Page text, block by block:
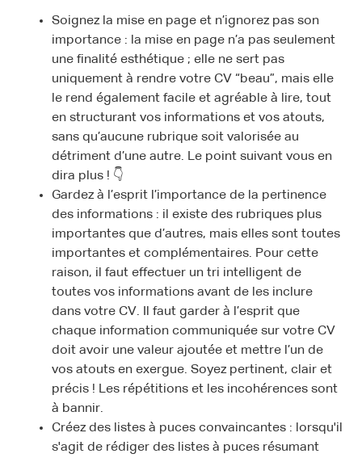
Soignez la mise en page et n’ignorez pas son
importance : la mise en page n’a pas seulement
une finalité esthétique ; elle ne sert pas
uniquement à rendre votre CV “beau”, mais elle
le rend également facile et agréable à lire, tout
en structurant vos informations et vos atouts,
sans qu’aucune rubrique soit valorisée au
détriment d’une autre. Le point suivant vous en
dira plus ! 👇
Gardez à l’esprit l’importance de la pertinence
des informations : il existe des rubriques plus
importantes que d’autres, mais elles sont toutes
importantes et complémentaires. Pour cette
raison, il faut effectuer un tri intelligent de
toutes vos informations avant de les inclure
dans votre CV. Il faut garder à l’esprit que
chaque information communiquée sur votre CV
doit avoir une valeur ajoutée et mettre l’un de
vos atouts en exergue. Soyez pertinent, clair et
précis ! Les répétitions et les incohérences sont
à bannir.
Créez des listes à puces convaincantes : lorsqu'il
s'agit de rédiger des listes à puces résumant